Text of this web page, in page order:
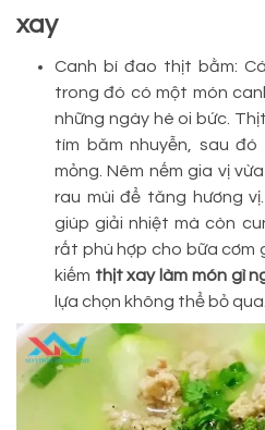
xay
Canh bí đao thịt bằm:
trong đó có một món
những ngày hè oi bức.
tím băm nhuyễn, sau
mỏng. Nêm nếm gia vị
rau mùi để tăng hương
giúp giải nhiệt mà còn
rất phù hợp cho bữa cơm
kiếm thịt xay làm món gì
lựa chọn không thể bỏ qua.